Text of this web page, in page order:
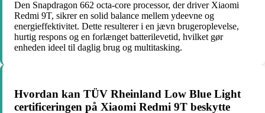
Den Snapdragon 662 octa-core processor, der driver Xiaomi
Redmi 9T, sikrer en solid balance mellem ydeevne og
energieffektivitet. Dette resulterer i en jævn brugeroplevelse,
hurtig respons og en forlænget batterilevetid, hvilket gør
enheden ideel til daglig brug og multitasking.
Hvordan kan TÜV Rheinland Low Blue Light
certificeringen på Xiaomi Redmi 9T beskytte